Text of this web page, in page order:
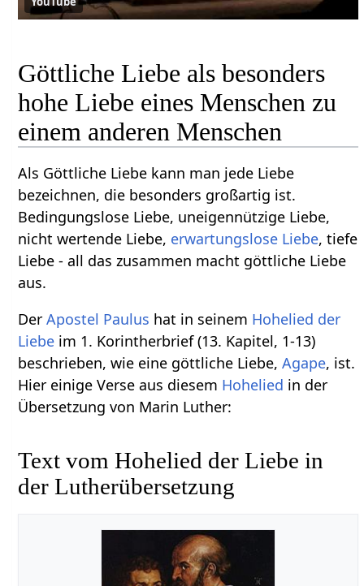
Göttliche Liebe als besonders
hohe Liebe eines Menschen zu
einem anderen Menschen
Als Göttliche Liebe kann man jede Liebe
bezeichnen, die besonders großartig ist.
Bedingungslose Liebe, uneigennützige Liebe,
nicht wertende Liebe, erwartungslose Liebe, tiefe
Liebe - all das zusammen macht göttliche Liebe
aus.
DerApostel Paulus hat in seinem Hohelied der
Liebe im 1. Korintherbrief (13. Kapitel, 1-13)
beschrieben, wie eine göttliche Liebe,Agape, ist.
Hier einige Verse aus diesem Hohelied in der
Übersetzung von Marin Luther:
Text vom Hohelied der Liebe in
der Lutherübersetzung